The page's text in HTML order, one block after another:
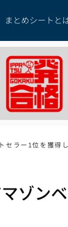
まとめシートと
セラー1位を獲得
ゾン